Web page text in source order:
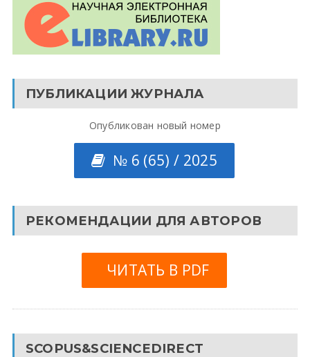
ПУБЛИКАЦИИ ЖУРНАЛА
Опубликован новый номер
№ 6 (65) / 2025
РЕКОМЕНДАЦИИ ДЛЯ АВТОРОВ
ЧИТАТЬ В PDF
SCOPUS&SCIENCEDIRECT